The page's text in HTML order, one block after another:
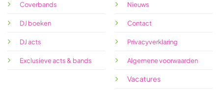
Coverbands
DJ boeken
DJ acts
Exclusieve acts & bands
Nieuws
Contact
Privacyverklaring
Algemene voorwaarden
Vacatures